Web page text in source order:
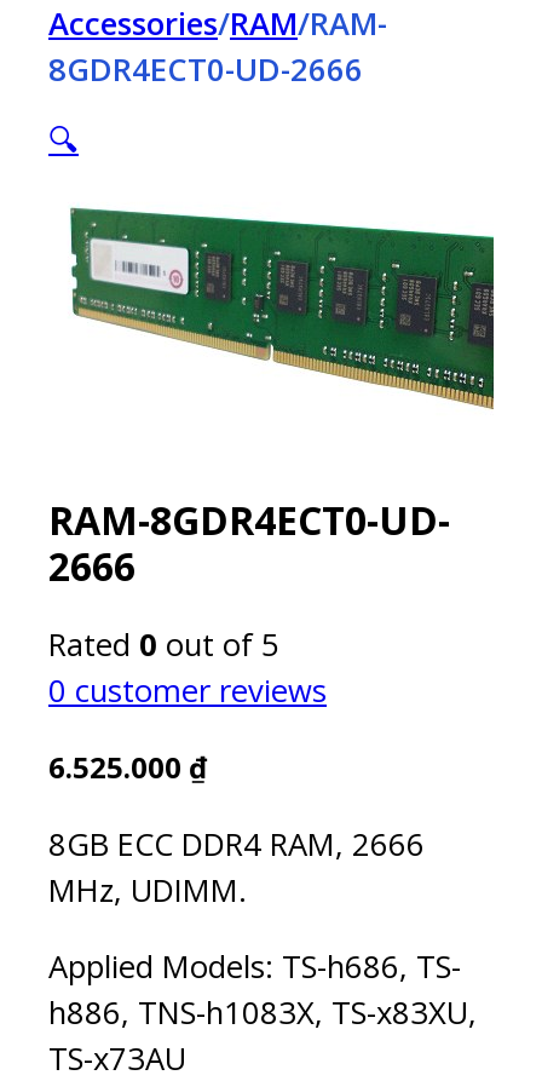
Accessories/RAM/RAM-
8GDR4ECT0-UD-2666
🔍
RAM-8GDR4ECT0-UD-
2666
Rated 0 out of 5
0 customer reviews
6.525.000 ₫
8GB ECC DDR4 RAM, 2666
MHz, UDIMM.
Applied Models: TS-h686, TS-
h886, TNS-h1083X, TS-x83XU,
TS-x73AU